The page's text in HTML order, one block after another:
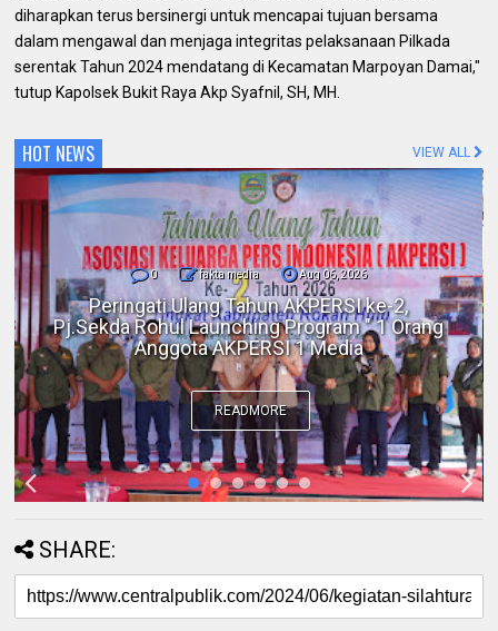
diharapkan terus bersinergi untuk mencapai tujuan bersama
dalam mengawal dan menjaga integritas pelaksanaan Pilkada
serentak Tahun 2024 mendatang di Kecamatan Marpoyan Damai,"
tutup Kapolsek Bukit Raya Akp Syafnil, SH, MH.
HOT NEWS VIEW ALL
0 fakta media Aug 06, 2026
Polres Inhil bersama Pemkab Inhil dan
BKSDA Riau Perkuat Sinergi Tangani
Gangguan Kera Liar di Tembilahan
READMORE
SHARE: